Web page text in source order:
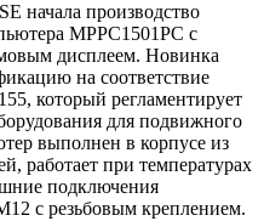
начала производство
MPPC1501PC с
дисплеем. Новинка
на соответствие
который регламентирует
для подвижного
выполнен в корпусе из
работает при температурах
подключения
c резьбовым креплением.